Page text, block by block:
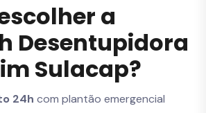
a
Desentupidora
Sulacap?
24h com plantão emergencial